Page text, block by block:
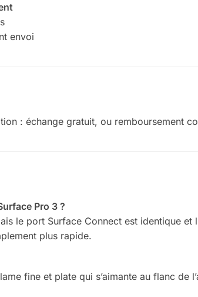
envoi
: échange gratuit, ou remboursement
Pro 3 ?
le port Surface Connect est identique et
plus rapide.
fine et plate qui s’aimante au flanc de